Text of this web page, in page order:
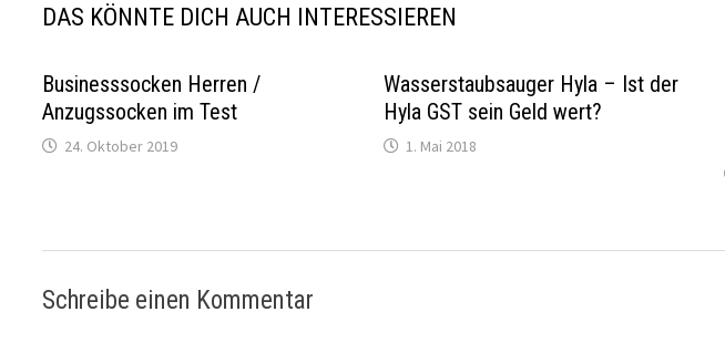
DAS KÖNNTE DICH AUCH INTERESSIEREN
Businesssocken Herren /
Anzugssocken im Test
24. Oktober 2019
Wasserstaubsauger Hyla – Ist der
Hyla GST sein Geld wert?
1. Mai 2018
Schreibe einen Kommentar